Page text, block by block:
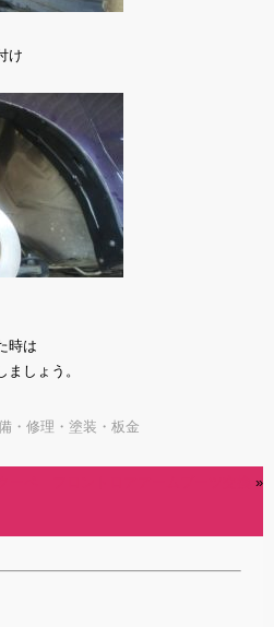
け
時は
しょう。
・修理・塗装・板金
»